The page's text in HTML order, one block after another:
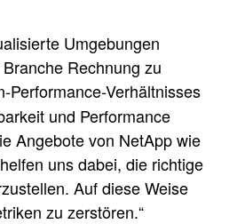
Umgebungen
Rechnung zu
Performance-Verhältnisses
und Performance
Angebote von NetApp wie
uns dabei, die richtige
Auf diese Weise
zu zerstören.“